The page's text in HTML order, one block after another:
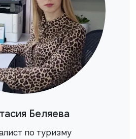
Беляева
по туризму